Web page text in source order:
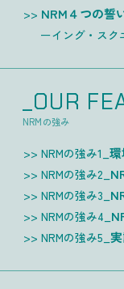
NRM４つの誓
ーイング・スク
_OUR
NRMの強み
NRMの強み1_
NRMの強み2_
NRMの強み3_
NRMの強み4_
NRMの強み5_